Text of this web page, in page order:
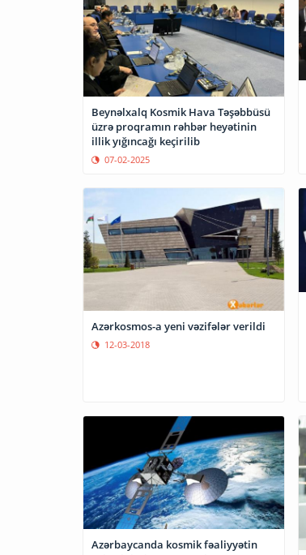
Beynəlxalq Kosmik Hava Təşəbbüsü
üzrə proqramın rəhbər heyətinin
illik yığıncağı keçirilib
07-02-2025
Azərkosmos-a yeni vəzifələr verildi
12-03-2018
Azərbaycanda kosmik fəaliyyətin